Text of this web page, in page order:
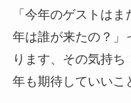
「今年のゲストは
年は誰が来たの？」
ります、その気持
年も期待していいこ